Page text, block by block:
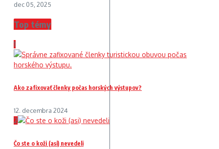
dec 05, 2025
Top témy
1
Ako zafixovať členky počas horských výstupov?
12. decembra 2024
2
Čo ste o koži (asi) nevedeli